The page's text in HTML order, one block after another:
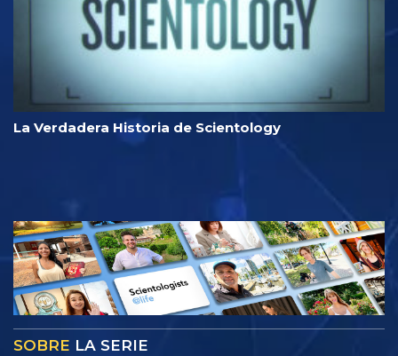
La Verdadera Historia de Scientology
SOBRE LA SERIE